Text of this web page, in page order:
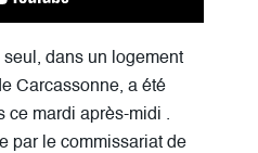
dans un logement
Carcassonne, a été
ce mardi après-midi .
par le commissariat de